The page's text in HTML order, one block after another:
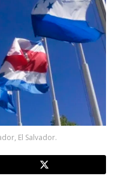
El Salvador.